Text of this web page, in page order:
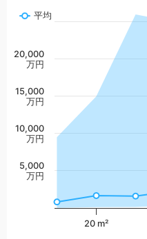
平均
20 m²
5,000
万円
10,000
万円
15,000
万円
20,000
万円